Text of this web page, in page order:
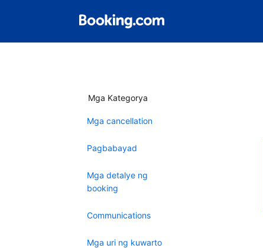
Mga Kategorya
Mga cancellation
Pagbabayad
Mga detalye ng
booking
Communications
Mga uri ng kuwarto